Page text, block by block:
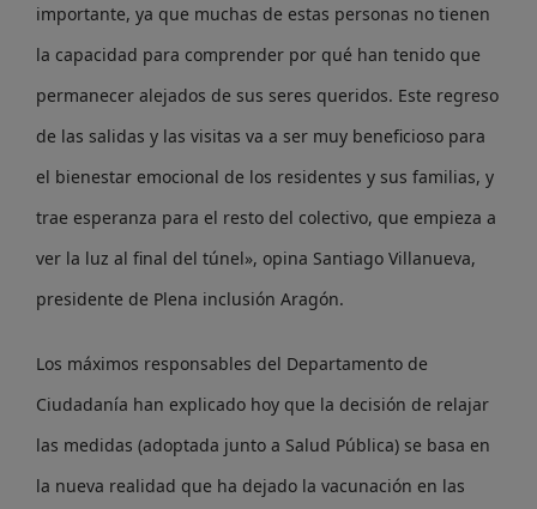
importante, ya que muchas de estas personas no tienen
la capacidad para comprender por qué han tenido que
permanecer alejados de sus seres queridos. Este regreso
de las salidas y las visitas va a ser muy beneficioso para
el bienestar emocional de los residentes y sus familias, y
trae esperanza para el resto del colectivo, que empieza a
ver la luz al final del túnel», opina Santiago Villanueva,
presidente de Plena inclusión Aragón.
Los máximos responsables del Departamento de
Ciudadanía han explicado hoy que la decisión de relajar
las medidas (adoptada junto a Salud Pública) se basa en
la nueva realidad que ha dejado la vacunación en las